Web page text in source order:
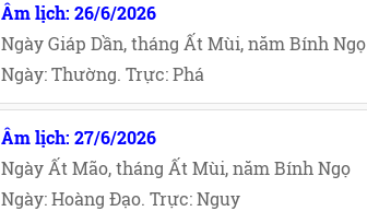
Âm lịch: 26/6/2026
Ngày Giáp Dần, tháng Ất Mùi, năm Bính Ngọ
Ngày: Thường. Trực: Phá
Âm lịch: 27/6/2026
Ngày Ất Mão, tháng Ất Mùi, năm Bính Ngọ
Ngày: Hoàng Đạo. Trực: Nguy